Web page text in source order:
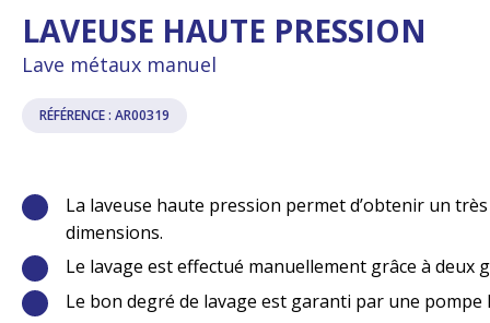
LAVEUSE HAUTE PRESSION
Lave métaux manuel
RÉFÉRENCE : AR00319
La laveuse haute pression permet d’obtenir un
dimensions.
Le lavage est effectué manuellement grâce à
Le bon degré de lavage est garanti par une